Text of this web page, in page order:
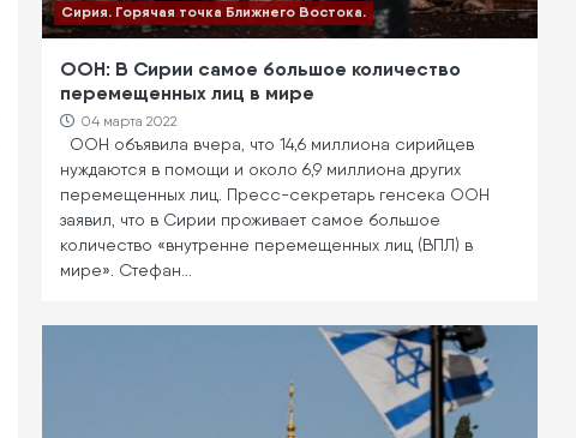
Сирия. Горячая точка Ближнего Востока.
ООН: В Сирии самое большое количество
перемещенных лиц в мире
04 марта 2022
ООН объявила вчера, что 14,6 миллиона сирийцев
нуждаются в помощи и около 6,9 миллиона других
перемещенных лиц. Пресс-секретарь генсека ООН
заявил, что в Сирии проживает самое большое
количество «внутренне перемещенных лиц (ВПЛ) в
мире». Стефан…